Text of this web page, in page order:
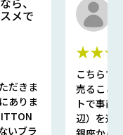
メで
だきま
ありま
いブラ
こちらで
売ること
トで事前
辺）を選